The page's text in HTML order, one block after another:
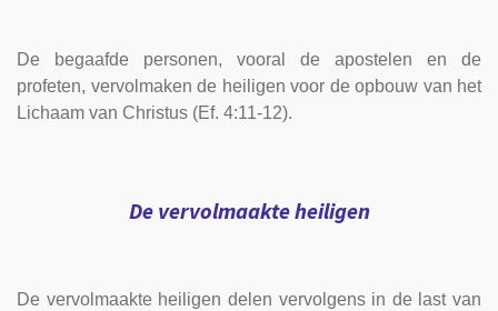
De begaafde personen, vooral de apostelen en de
profeten, vervolmaken de heiligen voor de opbouw van het
Lichaam van Christus (Ef. 4:11-12).
De vervolmaakte heiligen
De vervolmaakte heiligen delen vervolgens in de last van